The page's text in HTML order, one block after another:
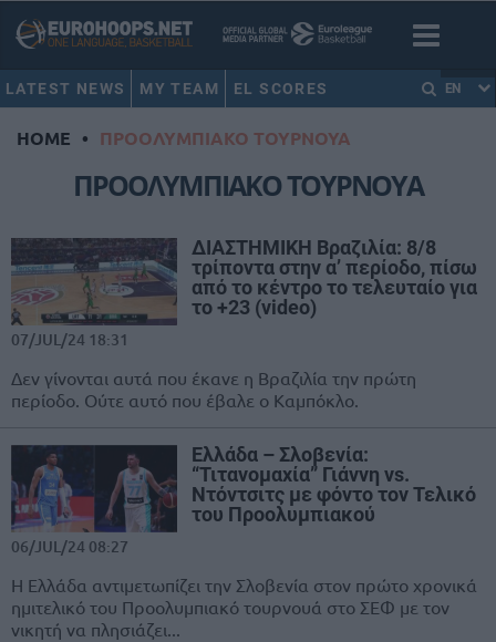
LATEST NEWS MY TEAM EL SCORES EN
HOME • ΠΡΟΟΛΥΜΠΙΑΚΟ ΤΟΥΡΝΟΥΑ
ΠΡΟΟΛΥΜΠΙΑΚΟ ΤΟΥΡΝΟΥΑ
ΔΙΑΣΤΗΜΙΚΗ Βραζιλία: 8/8
τρίποντα στην α’ περίοδο, πίσω
από το κέντρο το τελευταίο για
το +23 (video)
07/JUL/24 18:31
Δεν γίνονται αυτά που έκανε η Βραζιλία την πρώτη
περίοδο. Ούτε αυτό που έβαλε ο Καμπόκλο.
Ελλάδα – Σλοβενία:
“Τιτανομαχία” Γιάννη vs.
Ντόντσιτς με φόντο τον Τελικό
του Προολυμπιακού
06/JUL/24 08:27
Η Ελλάδα αντιμετωπίζει την Σλοβενία στον πρώτο χρονικά
ημιτελικό του Προολυμπιακό τουρνουά στο ΣΕΦ με τον
νικητή να πλησιάζει...